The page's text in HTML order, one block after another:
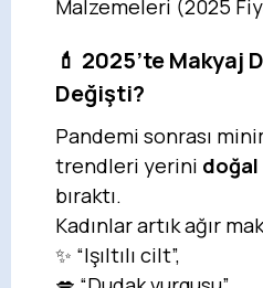
Malzemeleri (2025
💄 2025’te Makyaj
Değişti?
Pandemi sonrası
trendleri yerini doğal
bıraktı.
Kadınlar artık ağır
✨ “Işıltılı cilt”,